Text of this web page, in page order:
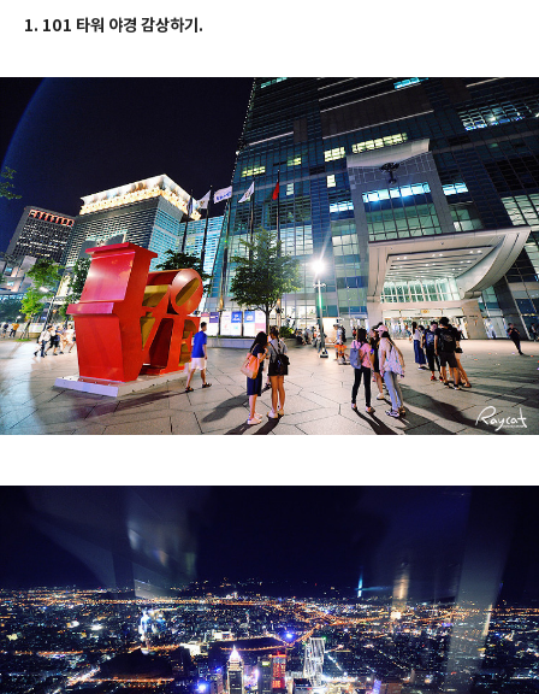
1. 101 타워 야경 감상하기.